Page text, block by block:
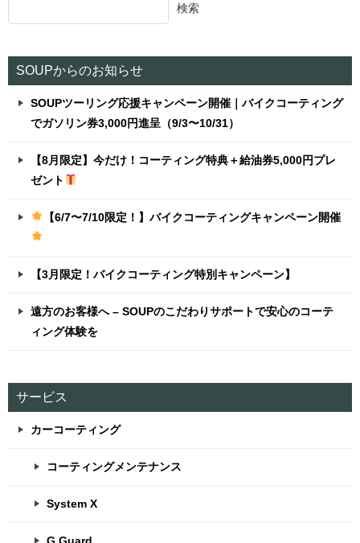
検索
SOUPからのお知らせ
SOUPツーリング応援キャンペーン開催｜バイクコーティング
でガソリン券3,000円進呈（9/3〜10/31）
【8月限定】今だけ！コーティング特典＋給油券5,000円プレ
ゼント
【6/7〜7/10限定！】バイクコーティングキャンペーン開催
【3月限定！バイクコーティング特別キャンペーン】
遠方のお客様へ – SOUPのこだわりサポートで安心のコーテ
ィング体験を
サービス
カーコーティング
コーティングメンテナンス
System X
G.Guard